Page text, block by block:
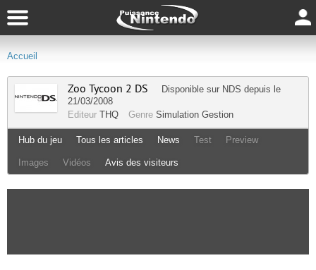
Accueil
Zoo Tycoon 2 DS Disponible sur NDS depuis le
21/03/2008
Editeur THQ Genre Simulation Gestion
Hub du jeu Tous les articles News Test Preview
Images Vidéos Avis des visiteurs